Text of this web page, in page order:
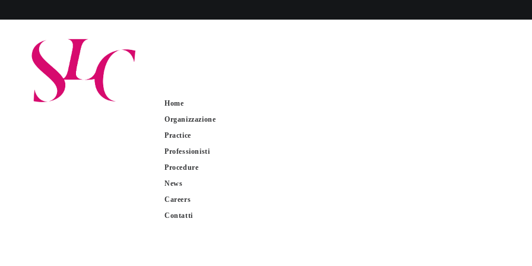
Home
Organizzazione
Practice
Professionisti
Procedure
News
Careers
Contatti